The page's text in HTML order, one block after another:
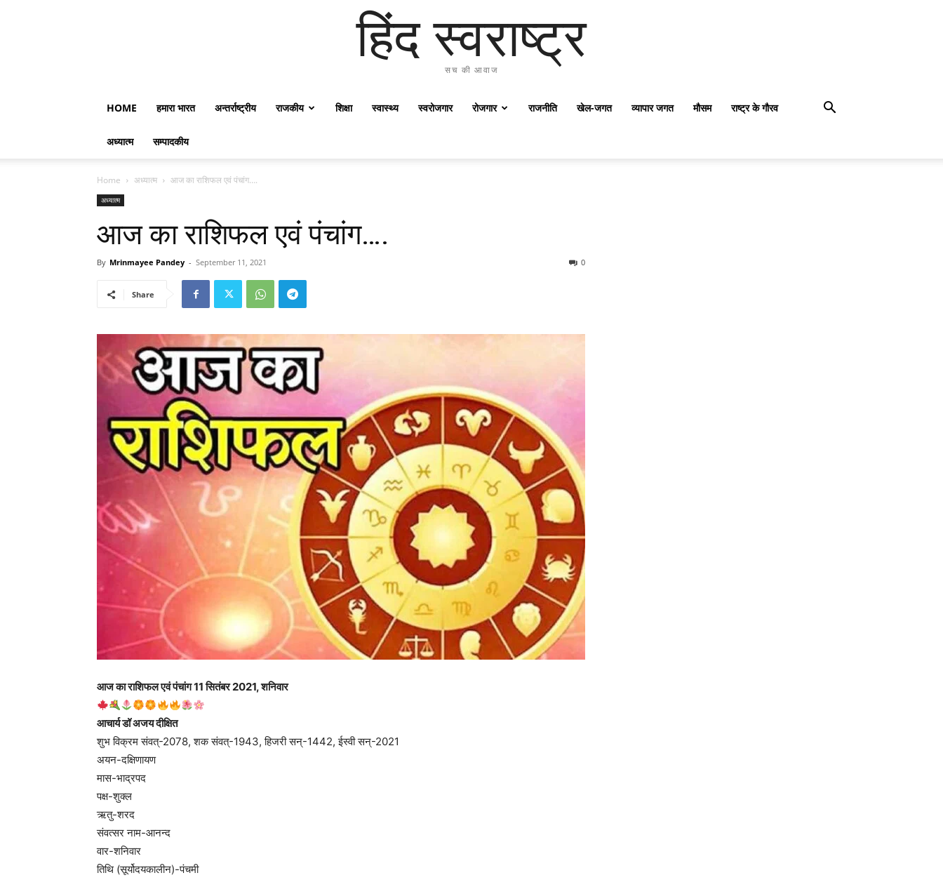
हिंद स्वराष्ट्र
सच की आवाज
HOME हमारा भारत अन्तर्राष्ट्रीय राजकीय शिक्षा स्वास्थ्य स्वरोजगार रोजगार राजनीति खेल-जगत व्यापार जगत मौसम राष्ट्र के गौरव
अध्यात्म सम्पादकीय
Home अध्यात्म आज का राशिफल एवं पंचांग….
अध्यात्म
आज का राशिफल एवं पंचांग….
By Mrinmayee Pandey - September 11, 2021 0
Share
आज का राशिफल एवं पंचांग 11 सितंबर 2021, शनिवार
आचार्य डॉ अजय दीक्षित
शुभ विक्रम संवत्-2078, शक संवत्-1943, हिजरी सन्-1442, ईस्वी सन्-2021
अयन-दक्षिणायण
मास-भाद्रपद
पक्ष-शुक्ल
ऋतु-शरद
संवत्सर नाम-आनन्द
वार-शनिवार
तिथि (सूर्योदयकालीन)-पंचमी